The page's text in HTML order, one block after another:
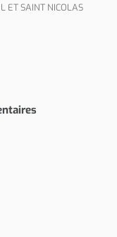
ET SAINT NICOLAS